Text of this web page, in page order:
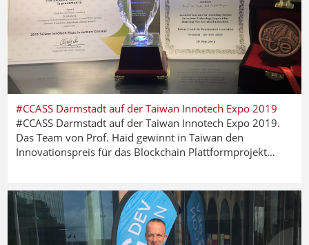
#CCASS Darmstadt auf der Taiwan Innotech Expo 2019
#CCASS Darmstadt auf der Taiwan Innotech Expo 2019.
Das Team von Prof. Haid gewinnt in Taiwan den
Innovationspreis für das Blockchain Plattformprojekt…